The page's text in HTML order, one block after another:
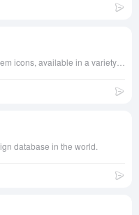
database in the world.